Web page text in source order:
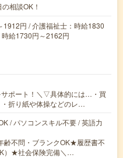
相談OK！
円 / 介護福祉士：時給1830
給1730円～2162円
サポート！＼▽具体的には…・買
折り紙や体操などのレ…
/ パソコンスキル不要 / 英語力
齢不問・ブランクOK★履歴書不
）★社会保険完備＼…